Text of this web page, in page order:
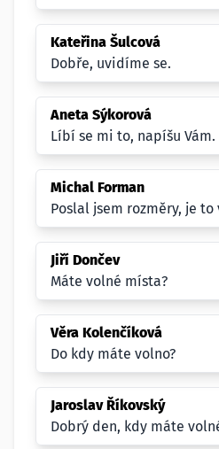
Kateřina Šulcová
Dobře, uvidíme se.
Aneta Sýkorová
Líbí se mi to, napíšu Vám.
Michal Forman
Poslal jsem rozměry, je to
Jiří Dončev
Máte volné místa?
Věra Kolenčíková
Do kdy máte volno?
Jaroslav Říkovský
Dobrý den, kdy máte